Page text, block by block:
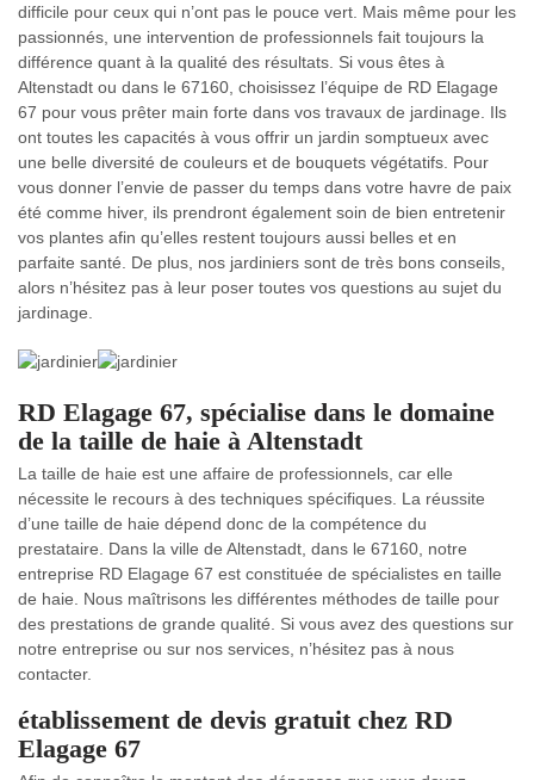
difficile pour ceux qui n’ont pas le pouce vert. Mais même pour les
passionnés, une intervention de professionnels fait toujours la
différence quant à la qualité des résultats. Si vous êtes à
Altenstadt ou dans le 67160, choisissez l’équipe de RD Elagage
67 pour vous prêter main forte dans vos travaux de jardinage. Ils
ont toutes les capacités à vous offrir un jardin somptueux avec
une belle diversité de couleurs et de bouquets végétatifs. Pour
vous donner l’envie de passer du temps dans votre havre de paix
été comme hiver, ils prendront également soin de bien entretenir
vos plantes afin qu’elles restent toujours aussi belles et en
parfaite santé. De plus, nos jardiniers sont de très bons conseils,
alors n’hésitez pas à leur poser toutes vos questions au sujet du
jardinage.
RD Elagage 67, spécialise dans le domaine
de la taille de haie à Altenstadt
La taille de haie est une affaire de professionnels, car elle
nécessite le recours à des techniques spécifiques. La réussite
d’une taille de haie dépend donc de la compétence du
prestataire. Dans la ville de Altenstadt, dans le 67160, notre
entreprise RD Elagage 67 est constituée de spécialistes en taille
de haie. Nous maîtrisons les différentes méthodes de taille pour
des prestations de grande qualité. Si vous avez des questions sur
notre entreprise ou sur nos services, n’hésitez pas à nous
contacter.
établissement de devis gratuit chez RD
Elagage 67